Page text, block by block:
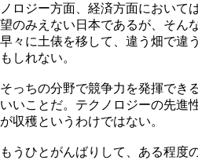
ノロジー方面、経済方面において
望のみえない日本であるが、そん
早々に土俵を移して、違う畑で違
もしれない。
そっちの分野で競争力を発揮でき
いいことだ。テクノロジーの先進
が収穫というわけではない。
もうひとがんばりして、ある程度